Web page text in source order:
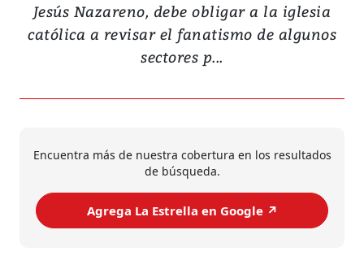
Jesús Nazareno, debe obligar a la iglesia
católica a revisar el fanatismo de algunos
sectores p...
Encuentra más de nuestra cobertura en los resultados
de búsqueda.
Agrega La Estrella en Google ↗️